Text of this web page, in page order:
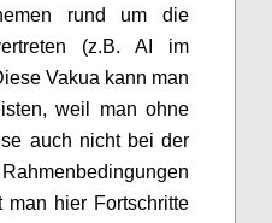
rund um die
(z.B. AI im
Vakua kann man
weil man ohne
auch nicht bei der
man hier Fortschritte